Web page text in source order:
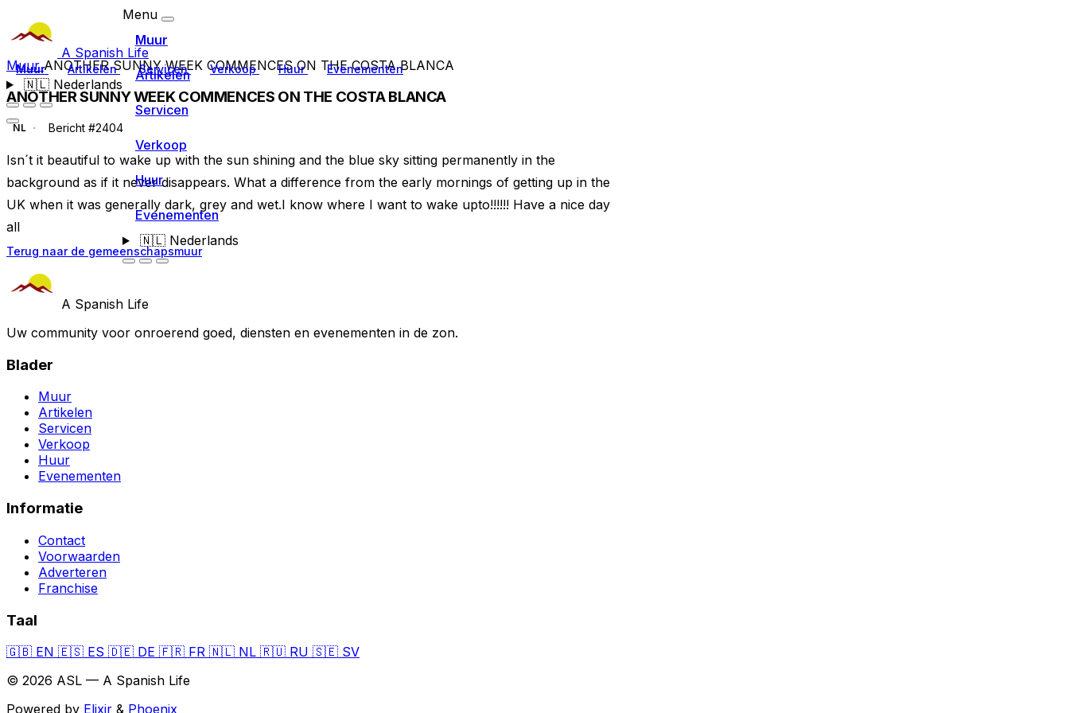
A Spanish Life
Muur Artikelen Servicen Verkoop Huur Evenementen
🇳🇱Nederlands
Menu
Muur
Artikelen
Servicen
Verkoop
Huur
Evenementen
🇳🇱Nederlands
MuurANOTHER SUNNY WEEK COMMENCES ON THE COSTA BLANCA
ANOTHER SUNNY WEEK COMMENCES ON THE COSTA BLANCA
NL Bericht #2404
Isn´t it beautiful to wake up with the sun shining and the blue sky sitting permanently in the
background as if it never disappears. What a difference from the early mornings of getting up in the
UK when it was generally dark, grey and wet.I know where I want to wake upto!!!!!! Have a nice day
all
Terug naar de gemeenschapsmuur
A Spanish Life
Uw community voor onroerend goed, diensten en evenementen in de zon.
Blader
Muur
Artikelen
Servicen
Verkoop
Huur
Evenementen
Informatie
Contact
Voorwaarden
Adverteren
Franchise
Taal
🇬🇧 EN 🇪🇸 ES 🇩🇪 DE 🇫🇷 FR 🇳🇱 NL 🇷🇺 RU 🇸🇪 SV
© 2026 ASL — A Spanish Life
Powered by Elixir & Phoenix